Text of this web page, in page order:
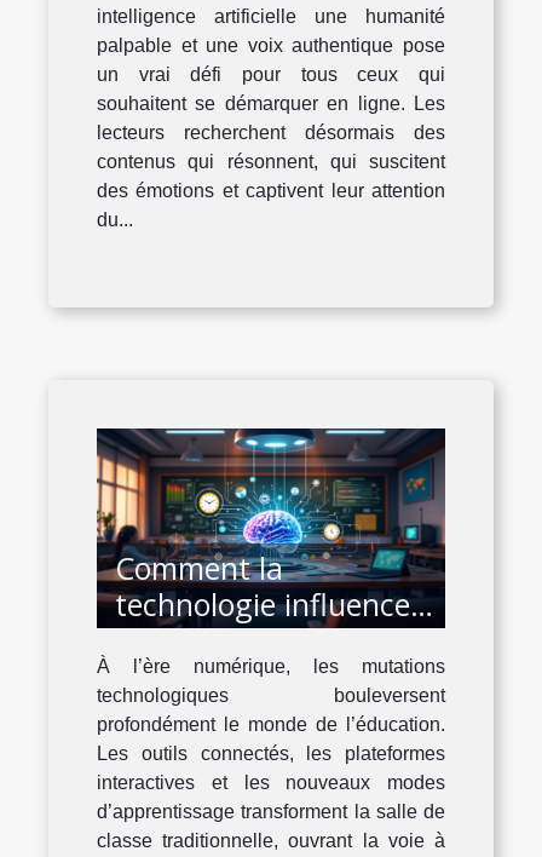
intelligence artificielle une humanité
palpable et une voix authentique pose
un vrai défi pour tous ceux qui
souhaitent se démarquer en ligne. Les
lecteurs recherchent désormais des
contenus qui résonnent, qui suscitent
des émotions et captivent leur attention
du...
Comment la
technologie influence-
t-elle l'éducation à l'ère
numérique ?
À l’ère numérique, les mutations
technologiques bouleversent
profondément le monde de l’éducation.
Les outils connectés, les plateformes
interactives et les nouveaux modes
d’apprentissage transforment la salle de
classe traditionnelle, ouvrant la voie à